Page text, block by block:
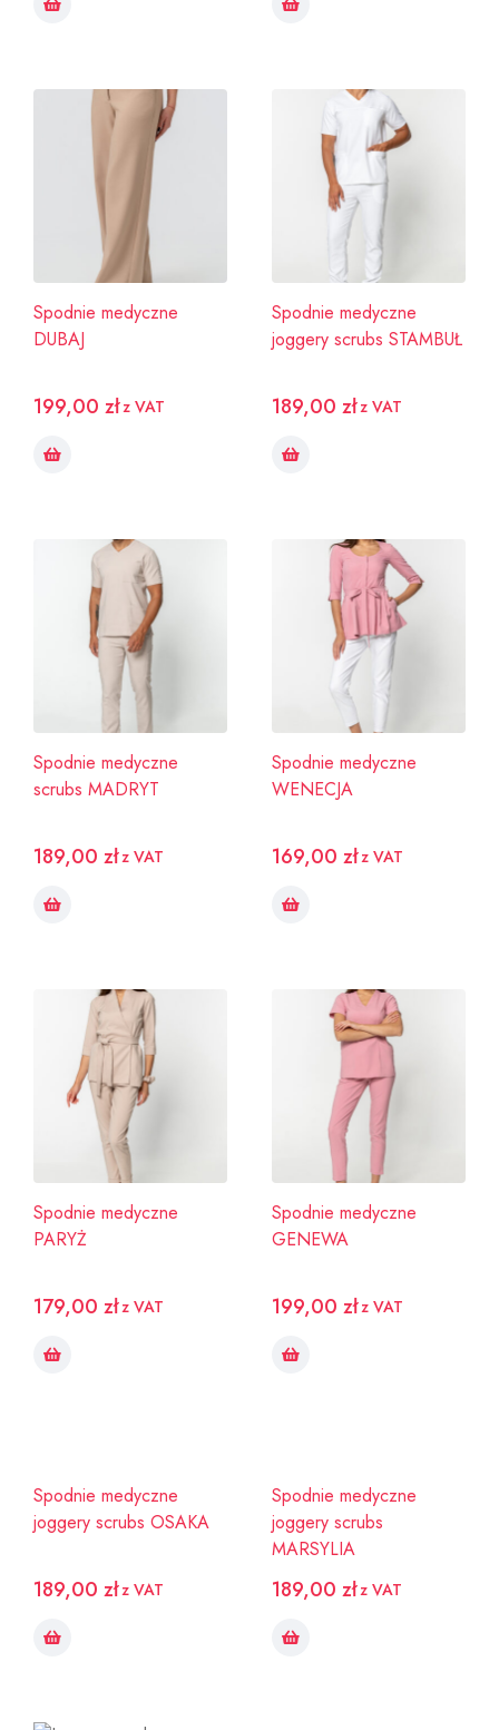
Spodnie medyczne
DUBAJ
199,00 złz VAT
Spodnie medyczne
joggery scrubs STAMBUŁ
189,00 złz VAT
Spodnie medyczne
scrubs MADRYT
189,00 złz VAT
Spodnie medyczne
WENECJA
169,00 złz VAT
Spodnie medyczne
PARYŻ
179,00 złz VAT
Spodnie medyczne
GENEWA
199,00 złz VAT
Spodnie medyczne
joggery scrubs OSAKA
189,00 złz VAT
Spodnie medyczne
joggery scrubs
MARSYLIA
189,00 złz VAT